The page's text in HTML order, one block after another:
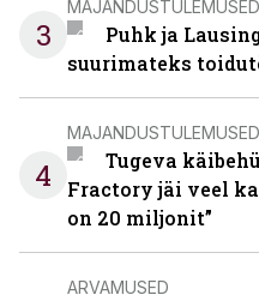
3
MAJANDUSTULEMUSED
Puhk ja
suurimateks
4
MAJANDUSTULEMUSED
Tugeva
Fractory jäi veel
on 20 miljonit”
ARVAMUSED